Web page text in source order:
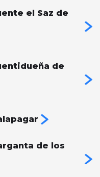
el Saz de
de
de los